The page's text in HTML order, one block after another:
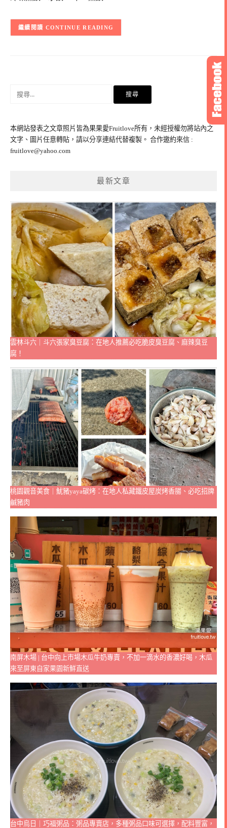
CONTINUE READING
字:
本網站發表之文章照片皆為果果愛Fruitlove所有，未經授權勿將站內之
文字、圖片任意轉貼，請以分享連結代替複製。 合作邀約來信 :
fruitlove@yahoo.com
最新文章
雲林斗六｜斗六張家臭豆腐：在地人推薦必吃脆皮臭豆腐、麻辣臭豆
腐！
桃園觀音美食｜魷豬yaya碳烤：在地人私藏鐵皮屋炭烤香腸、必吃招牌
鹹豬肉
南屏木場 | 台中向上市場木瓜牛奶專賣，不加一滴水的香濃好喝，木瓜
來至屏東自家果園新鮮直送
台中烏日｜巧福粥品：粥品專賣店，多種粥品口味可選擇，配料豐富，